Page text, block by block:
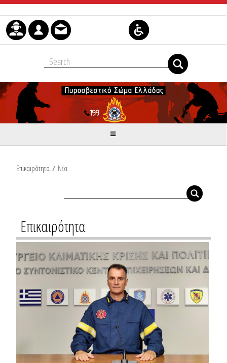
Μετάβαση στο περιεχόμενο
Επικαιρότητα / Νέα
Επικαιρότητα